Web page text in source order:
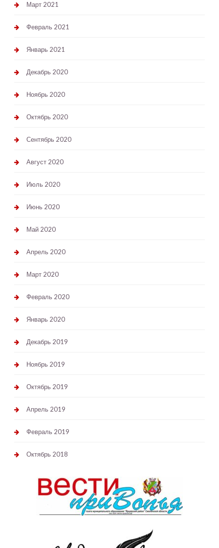
Март 2021
Февраль 2021
Январь 2021
Декабрь 2020
Ноябрь 2020
Октябрь 2020
Сентябрь 2020
Август 2020
Июль 2020
Июнь 2020
Май 2020
Апрель 2020
Март 2020
Февраль 2020
Январь 2020
Декабрь 2019
Ноябрь 2019
Октябрь 2019
Апрель 2019
Февраль 2019
Октябрь 2018